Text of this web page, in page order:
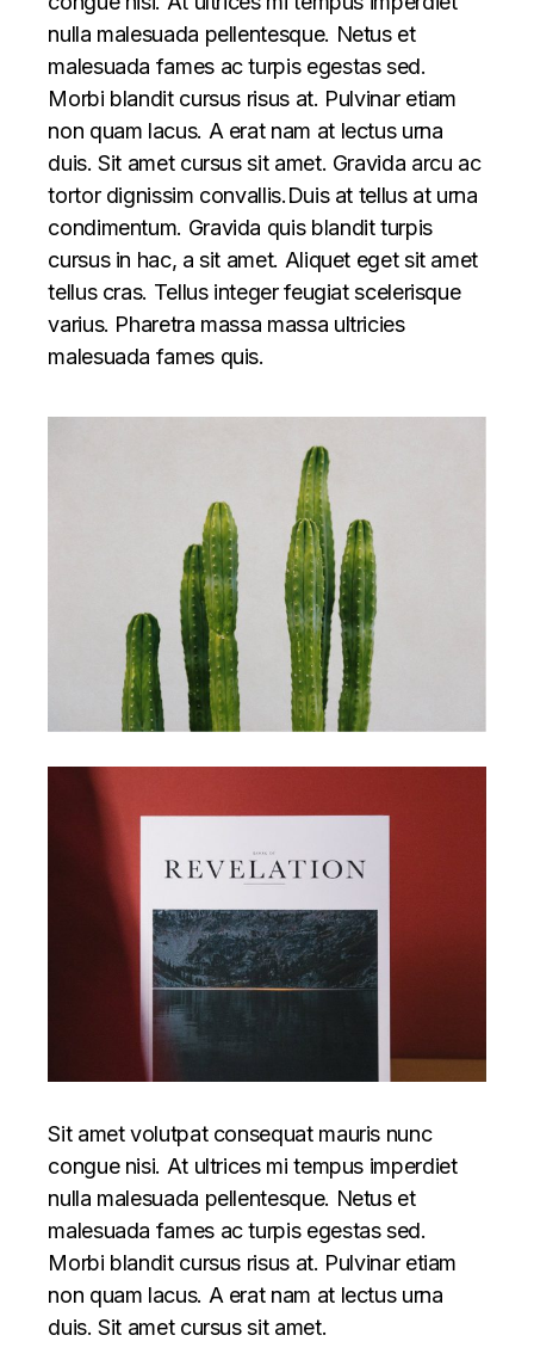
nulla malesuada pellentesque. Netus et
malesuada fames ac turpis egestas sed.
Morbi blandit cursus risus at. Pulvinar etiam
non quam lacus. A erat nam at lectus urna
duis. Sit amet cursus sit amet. Gravida arcu ac
tortor dignissim convallis.Duis at tellus at urna
condimentum. Gravida quis blandit turpis
cursus in hac, a sit amet. Aliquet eget sit amet
tellus cras. Tellus integer feugiat scelerisque
varius. Pharetra massa massa ultricies
malesuada fames quis.
Sit amet volutpat consequat mauris nunc
congue nisi. At ultrices mi tempus imperdiet
nulla malesuada pellentesque. Netus et
malesuada fames ac turpis egestas sed.
Morbi blandit cursus risus at. Pulvinar etiam
non quam lacus. A erat nam at lectus urna
duis. Sit amet cursus sit amet.